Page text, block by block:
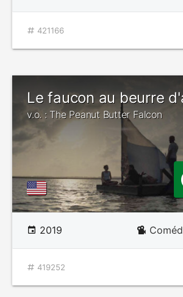
421166
Le faucon au beurre
v.o. : The Peanut Butter Falcon
2019
419252